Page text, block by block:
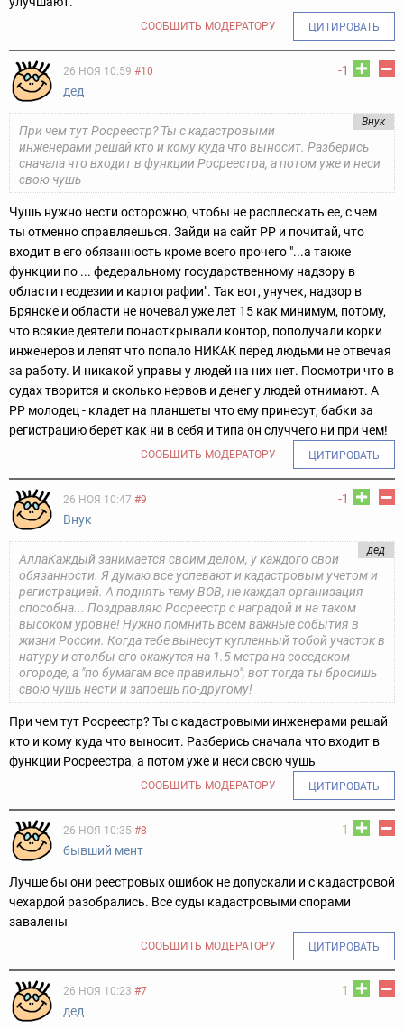
СООБЩИТЬ МОДЕРАТОРУ ЦИТИРОВАТЬ
-1
26 НОЯ 10:59 #10
дед
Внук
При чем тут Росреестр? Ты с кадастровыми
инженерами решай кто и кому куда что выносит. Разберись
сначала что входит в функции Росреестра, а потом уже и неси
свою чушь
Чушь нужно нести осторожно, чтобы не расплескать ее, с чем
ты отменно справляешься. Зайди на сайт РР и почитай, что
входит в его обязанность кроме всего прочего "...а также
функции по ... федеральному государственному надзору в
области геодезии и картографии". Так вот, унучек, надзор в
Брянске и области не ночевал уже лет 15 как минимум, потому,
что всякие деятели понаоткрывали контор, пополучали корки
инженеров и лепят что попало НИКАК перед людьми не отвечая
за работу. И никакой управы у людей на них нет. Посмотри что в
судах творится и сколько нервов и денег у людей отнимают. А
РР молодец - кладет на планшеты что ему принесут, бабки за
регистрацию берет как ни в себя и типа он случчего ни при чем!
СООБЩИТЬ МОДЕРАТОРУ ЦИТИРОВАТЬ
-1
26 НОЯ 10:47 #9
Внук
дед
АллаКаждый занимается своим делом, у каждого свои
обязанности. Я думаю все успевают и кадастровым учетом и
регистрацией. А поднять тему ВОВ, не каждая организация
способна... Поздравляю Росреестр с наградой и на таком
высоком уровне! Нужно помнить всем важные события в
жизни России. Когда тебе вынесут купленный тобой участок в
натуру и столбы его окажутся на 1.5 метра на соседском
огороде, а "по бумагам все правильно", вот тогда ты бросишь
свою чушь нести и запоешь по-другому!
При чем тут Росреестр? Ты с кадастровыми инженерами решай
кто и кому куда что выносит. Разберись сначала что входит в
функции Росреестра, а потом уже и неси свою чушь
СООБЩИТЬ МОДЕРАТОРУ ЦИТИРОВАТЬ
1
26 НОЯ 10:35 #8
бывший мент
Лучше бы они реестровых ошибок не допускали и с кадастровой
чехардой разобрались. Все суды кадастровыми спорами
завалены
СООБЩИТЬ МОДЕРАТОРУ ЦИТИРОВАТЬ
1
26 НОЯ 10:23 #7
дед